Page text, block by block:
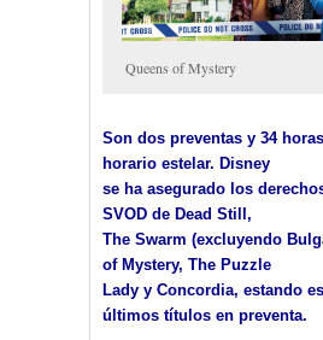
Queens of Mystery
Son dos preventas y 34
horario estelar. Disney
se ha asegurado los
SVOD de Dead Still,
The Swarm (excluyendo
of Mystery, The Puzzle
Lady y Concordia, estando
últimos títulos en preventa.